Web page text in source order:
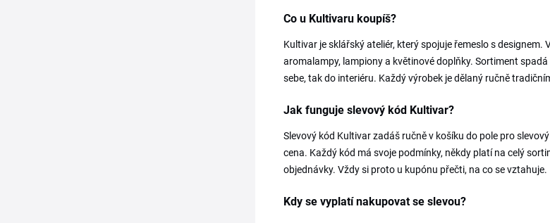
Co u Kultivaru koupíš?
Kultivar je sklářský ateliér, který spojuje řemeslo s
aromalampy, lampiony a květinové doplňky. Sortiment
sebe, tak do interiéru. Každý výrobek je dělaný ručně
Jak funguje slevový kód Kultivar?
Slevový kód Kultivar zadáš ručně v košíku do pole pro
cena. Každý kód má svoje podmínky, někdy platí na celý
objednávky. Vždy si proto u kupónu přečti, na co se vztahuje.
Kdy se vyplatí nakupovat se slevou?